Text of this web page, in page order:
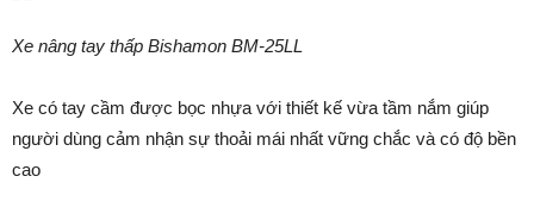
Xe nâng tay thấp Bishamon BM-25LL
Xe có tay cầm được bọc nhựa với thiết kế vừa tầm nắm giúp
người dùng cảm nhận sự thoải mái nhất vững chắc và có độ bền
cao